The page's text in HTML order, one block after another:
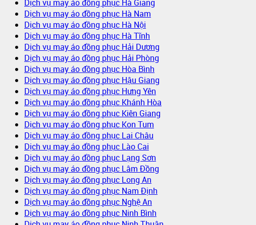
Dịch vụ may áo đồng phục Hà Giang
Dịch vụ may áo đồng phục Hà Nam
Dịch vụ may áo đồng phục Hà Nội
Dịch vụ may áo đồng phục Hà Tĩnh
Dịch vụ may áo đồng phục Hải Dương
Dịch vụ may áo đồng phục Hải Phòng
Dịch vụ may áo đồng phục Hòa Bình
Dịch vụ may áo đồng phục Hậu Giang
Dịch vụ may áo đồng phục Hưng Yên
Dịch vụ may áo đồng phục Khánh Hòa
Dịch vụ may áo đồng phục Kiên Giang
Dịch vụ may áo đồng phục Kon Tum
Dịch vụ may áo đồng phục Lai Châu
Dịch vụ may áo đồng phục Lào Cai
Dịch vụ may áo đồng phục Lạng Sơn
Dịch vụ may áo đồng phục Lâm Đồng
Dịch vụ may áo đồng phục Long An
Dịch vụ may áo đồng phục Nam Định
Dịch vụ may áo đồng phục Nghệ An
Dịch vụ may áo đồng phục Ninh Bình